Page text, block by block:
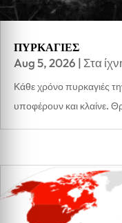
ΠΥΡΚΑΓΙΕΣ
Aug 5, 2026 | Στα
Κάθε χρόνο πυρκαγιές
υποφέρουν και κλαίνε.